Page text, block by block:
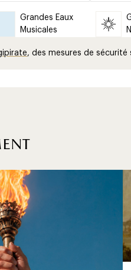
Grandes Eaux
Musicales
, des mesures de